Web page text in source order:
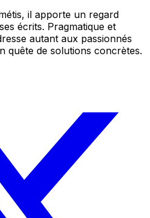
il apporte un regard
écrits. Pragmatique et
autant aux passionnés
quête de solutions concrètes.